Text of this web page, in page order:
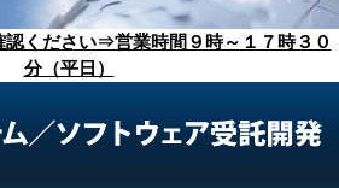
認ください⇒営業時間９時～１７時３０
分（平日）